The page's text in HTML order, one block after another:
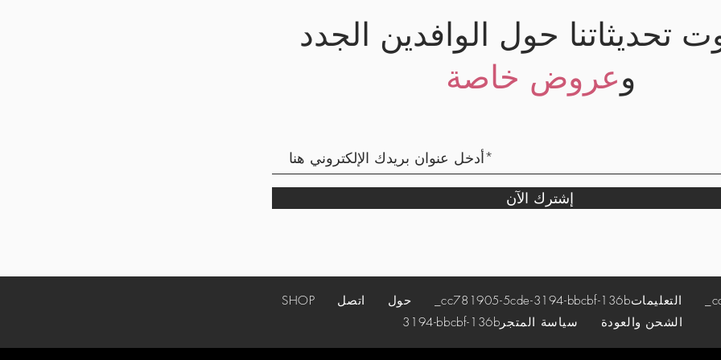
تحديثاتنا حول الوافدين الجدد
وعروض خاصة
إشترك الآن
SHOP حول اتصل _cc781905-5cde-3194-bbcbf-136bالتعليمات
3194-bbcbf-136b
الشحن والعودة سياسة المتجر